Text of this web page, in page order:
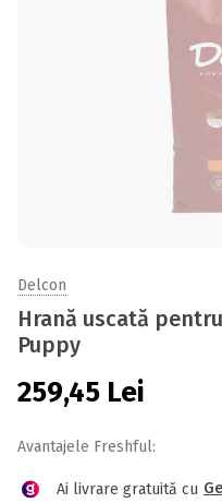
Delcon
Hrană uscată
Puppy
259,45 Lei
Avantajele Freshful:
Ai livrare gratuită cu